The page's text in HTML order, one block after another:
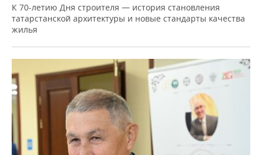
К 70-летию Дня строителя — история становления
татарстанской архитектуры и новые стандарты качества
жилья